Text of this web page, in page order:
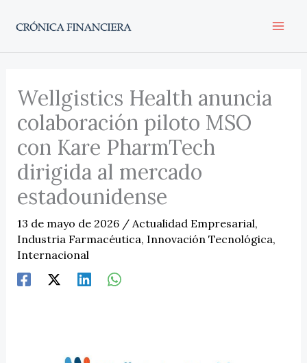
Wellgistics Health anuncia
colaboración piloto MSO
con Kare PharmTech
dirigida al mercado
estadounidense
13 de mayo de 2026 / Actualidad Empresarial,
Industria Farmacéutica, Innovación Tecnológica,
Internacional